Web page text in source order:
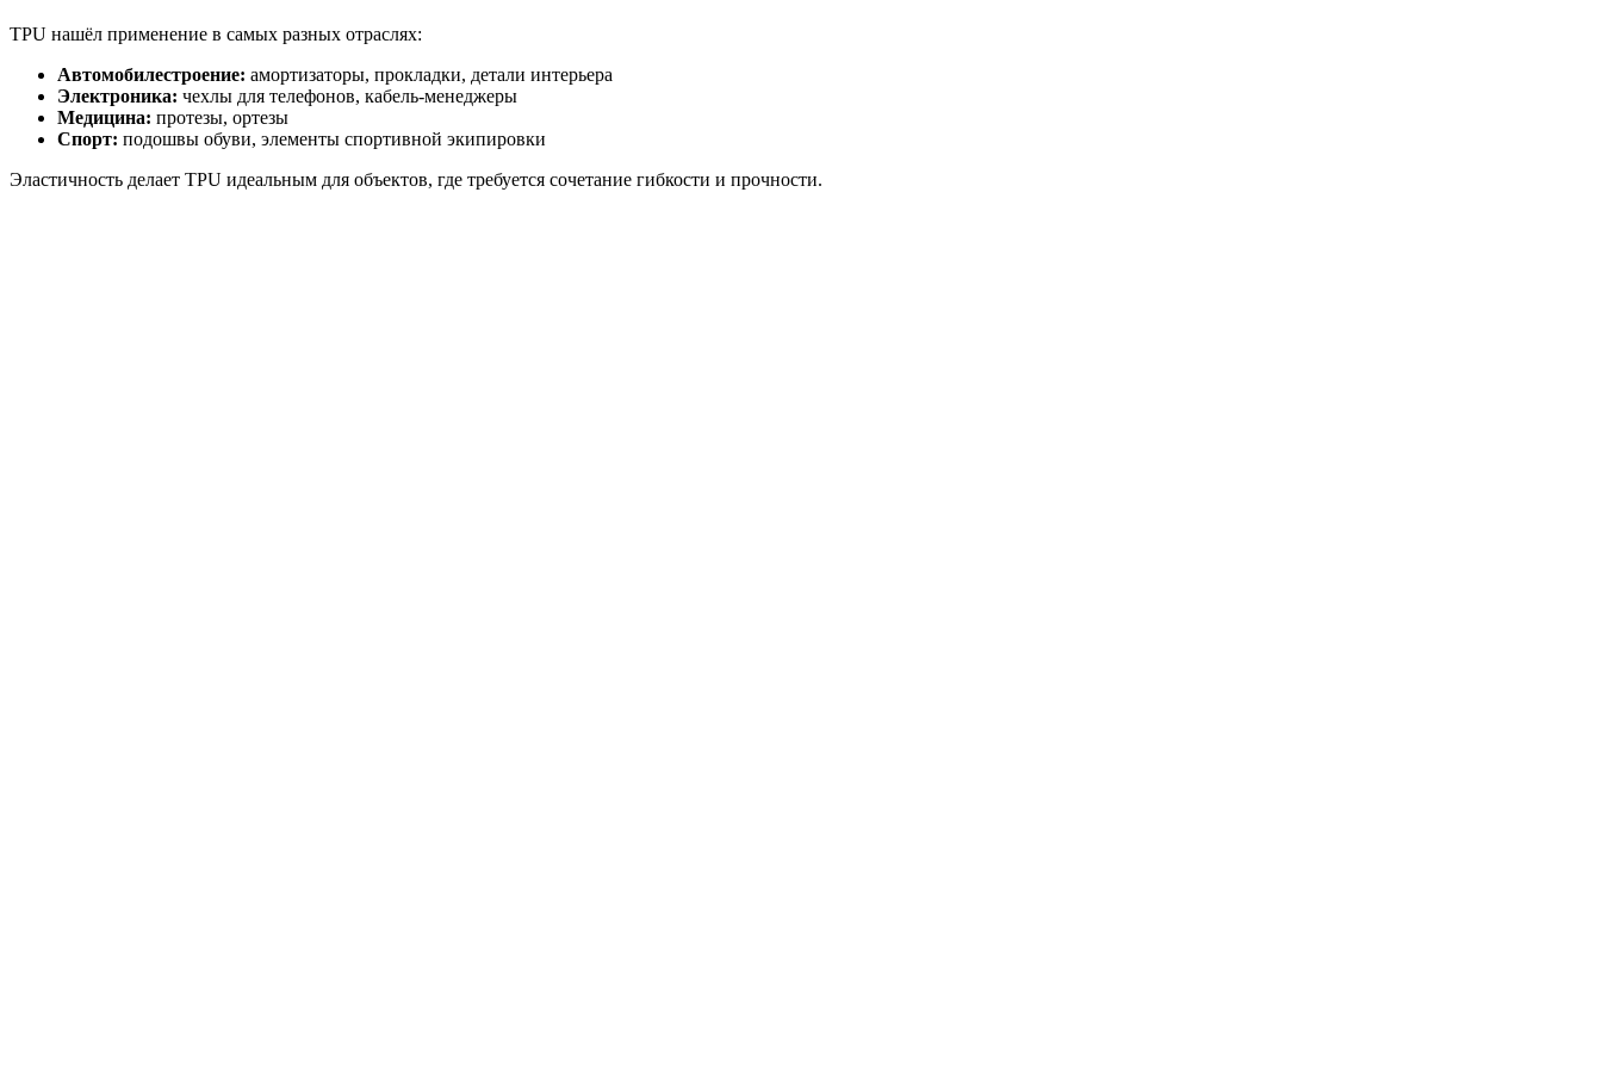
TPU нашёл применение в самых разных отраслях:
Автомобилестроение: амортизаторы, прокладки, детали интерьера
Электроника: чехлы для телефонов, кабель-менеджеры
Медицина: протезы, ортезы
Спорт: подошвы обуви, элементы спортивной экипировки
Эластичность делает TPU идеальным для объектов, где требуется сочетание гибкости и прочности.